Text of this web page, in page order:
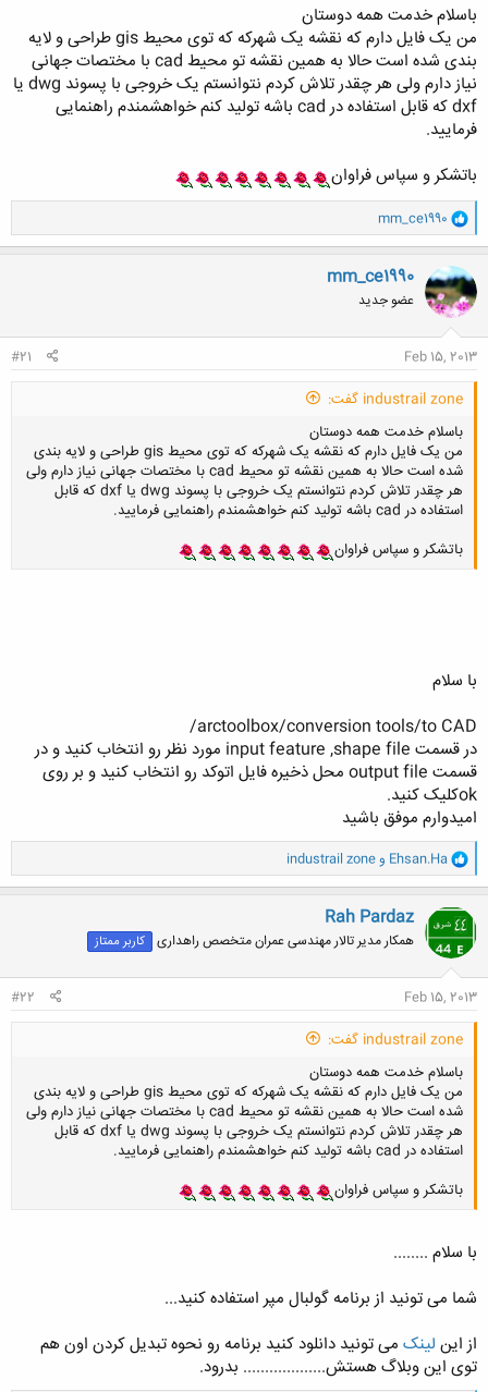
باسلام خدمت همه دوستان
من یک فایل دارم که نقشه یک شهرکه که توی محیط gis طراحی و لایه
بندی شده است حالا به همین نقشه تو محیط cad با مختصات جهانی
نیاز دارم ولی هر چقدر تلاش کردم نتوانستم یک خروجی با پسوند dwg یا
dxf که قابل استفاده در cad باشه تولید کنم خواهشمندم راهنمایی
فرمایید.
باتشکر و سپاس فراوان
و
ا
ک
ن
ش
ه
ا
mm_ce1990
mm_ce1990
عضو جدید
Feb 15, 2013
#21
industrail zone گفت:
باسلام خدمت همه دوستان
من یک فایل دارم که نقشه یک شهرکه که توی محیط gis طراحی و لایه بندی
شده است حالا به همین نقشه تو محیط cad با مختصات جهانی نیاز دارم ولی
هر چقدر تلاش کردم نتوانستم یک خروجی با پسوند dwg یا dxf که قابل
استفاده در cad باشه تولید کنم خواهشمندم راهنمایی فرمایید.
باتشکر و سپاس فراوان
با سلام
arctoolbox/conversion tools/to CAD/
در قسمت input feature ,shape file مورد نظر رو انتخاب کنید و در
قسمت output file محل ذخیره فایل اتوکد رو انتخاب کنید و بر روی
okکلیک کنید.
امیدوارم موفق باشید
و
ا
ک
ن
ش
ه
ا
Ehsan.Ha و industrail zone
Rah Pardaz
همکار مدیر تالار مهندسی عمران متخصص راهداری کاربر ممتاز
Feb 15, 2013
#22
industrail zone گفت:
باسلام خدمت همه دوستان
من یک فایل دارم که نقشه یک شهرکه که توی محیط gis طراحی و لایه بندی
شده است حالا به همین نقشه تو محیط cad با مختصات جهانی نیاز دارم ولی
هر چقدر تلاش کردم نتوانستم یک خروجی با پسوند dwg یا dxf که قابل
استفاده در cad باشه تولید کنم خواهشمندم راهنمایی فرمایید.
باتشکر و سپاس فراوان
با سلام ........
شما می تونید از برنامه گولبال مپر استفاده کنید...
از این لینک می تونید دانلود کنید برنامه رو نحوه تبدیل کردن اون هم
توی این وبلاگ هستش................... بدرود.